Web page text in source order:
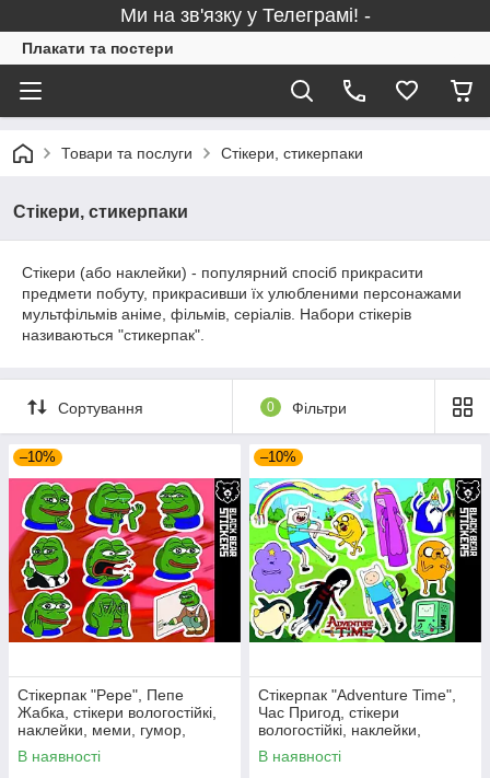
Ми на зв'язку у Телеграмі! -
Плакати та постери
Товари та послуги Стікери, стикерпаки
Стікери, стикерпаки
Стікери (або наклейки) - популярний спосіб прикрасити
предмети побуту, прикрасивши їх улюбленими персонажами
мультфільмів аніме, фільмів, серіалів. Набори стікерів
називаються "стикерпак".
Сортування 0 Фільтри
–10%
Стікерпак "Pepe", Пепе
Жабка, стікери вологостійкі,
наклейки, меми, гумор,
мемні стікери
В наявності
–10%
Стікерпак "Adventure Time",
Час Пригод, стікери
вологостійкі, наклейки,
мультик
В наявності